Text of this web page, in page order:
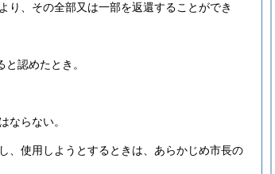
り、その全部又は一部を返還することができ
認めたとき。
ならない。
、使用しようとするときは、あらかじめ市長の